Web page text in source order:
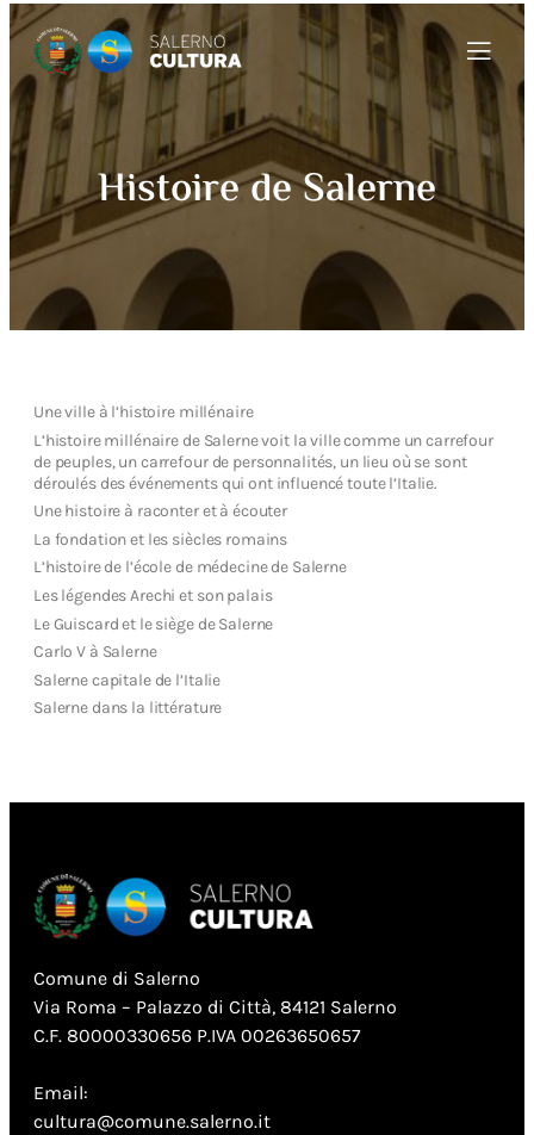
Histoire de Salerne
Une ville à l’histoire millénaire
L’histoire millénaire de Salerne voit la ville comme un carrefour
de peuples, un carrefour de personnalités, un lieu où se sont
déroulés des événements qui ont influencé toute l’Italie.
Une histoire à raconter et à écouter
La fondation et les siècles romains
L’histoire de l’école de médecine de Salerne
Les légendes Arechi et son palais
Le Guiscard et le siège de Salerne
Carlo V à Salerne
Salerne capitale de l’Italie
Salerne dans la littérature
Comune di Salerno
Via Roma – Palazzo di Città, 84121 Salerno
C.F. 80000330656 P.IVA 00263650657
Email:
cultura@comune.salerno.it